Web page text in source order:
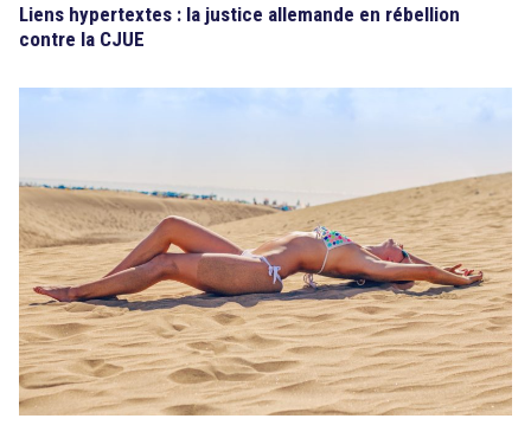
Liens hypertextes : la justice allemande en rébellion
contre la CJUE